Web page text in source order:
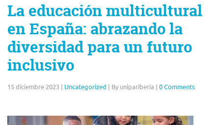
La educación multicultural
en España: abrazando la
diversidad para un futuro
inclusivo
15 diciembre 2023 | Uncategorized | By unipariberia | 0 Comments